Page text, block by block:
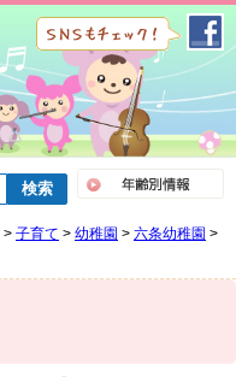
> 子育て > 幼稚園 > 六条幼稚園 >